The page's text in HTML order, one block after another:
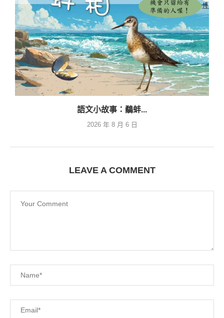
語文小故事：鷸蚌...
2026 年 8 月 6 日
LEAVE A COMMENT